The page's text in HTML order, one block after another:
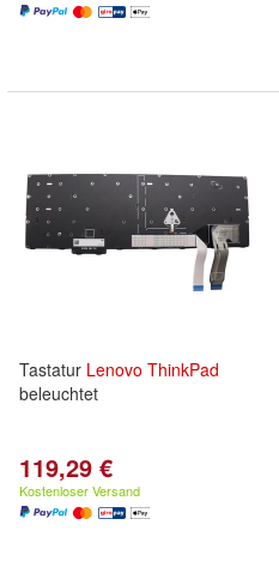
Tastatur Lenovo ThinkPad
beleuchtet
119,29 €
Kostenloser Versand